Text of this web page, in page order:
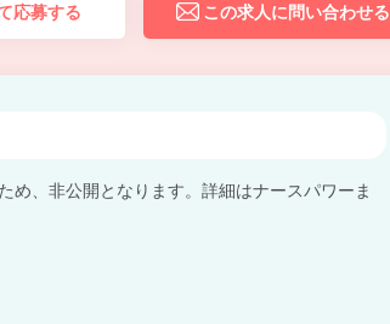
応募する この求人に問い合わせる
め、非公開となります。詳細はナースパワーま